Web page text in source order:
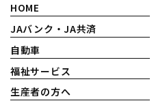
HOME
JAバンク・JA共済
自動車
福祉サービス
生産者の方へ